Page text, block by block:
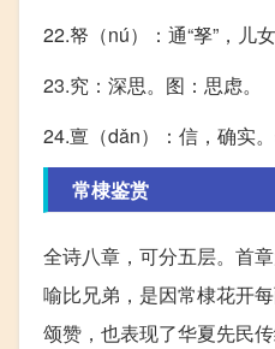
22.帑（nú）：通“孥”，儿女
23.究：深思。图：思虑。
24.亶（dǎn）：信，确实。
常棣鉴赏
全诗八章，可分五层。首
喻比兄弟，是因常棣花开
颂赞，也表现了华夏先民